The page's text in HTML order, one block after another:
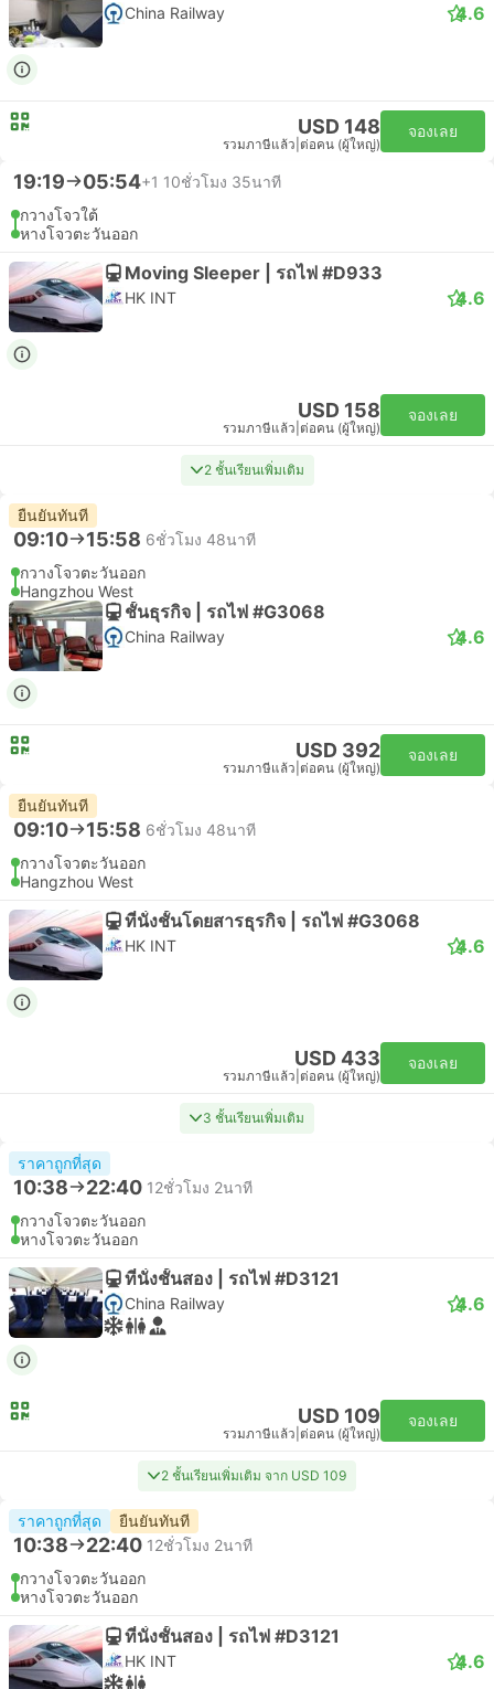
China Railway 4.6
USD 148
รวมภาษีแล้ว ต่อคน (ผู้ใหญ่)
จองเลย
19:19 05:54+1 10ชั่วโมง 35นาที
กวางโจวใต้
หางโจวตะวันออก
Moving Sleeper | รถไฟ #D933
HK INT 4.6
USD 158
รวมภาษีแล้ว ต่อคน (ผู้ใหญ่)
จองเลย
2 ชั้นเรียนเพิ่มเติม
ยืนยันทันที
09:10 15:58 6ชั่วโมง 48นาที
กวางโจวตะวันออก
Hangzhou West
ชั้นธุรกิจ | รถไฟ #G3068
China Railway 4.6
USD 392
รวมภาษีแล้ว ต่อคน (ผู้ใหญ่)
จองเลย
ยืนยันทันที
09:10 15:58 6ชั่วโมง 48นาที
กวางโจวตะวันออก
Hangzhou West
ที่นั่งชั้นโดยสารธุรกิจ | รถไฟ #G3068
HK INT 4.6
USD 433
รวมภาษีแล้ว ต่อคน (ผู้ใหญ่)
จองเลย
3 ชั้นเรียนเพิ่มเติม
ราคาถูกที่สุด
10:38 22:40 12ชั่วโมง 2นาที
กวางโจวตะวันออก
หางโจวตะวันออก
ที่นั่งชั้นสอง | รถไฟ #D3121
China Railway 4.6
USD 109
รวมภาษีแล้ว ต่อคน (ผู้ใหญ่)
จองเลย
2 ชั้นเรียนเพิ่มเติม จาก USD 109
ราคาถูกที่สุด ยืนยันทันที
10:38 22:40 12ชั่วโมง 2นาที
กวางโจวตะวันออก
หางโจวตะวันออก
ที่นั่งชั้นสอง | รถไฟ #D3121
HK INT 4.6